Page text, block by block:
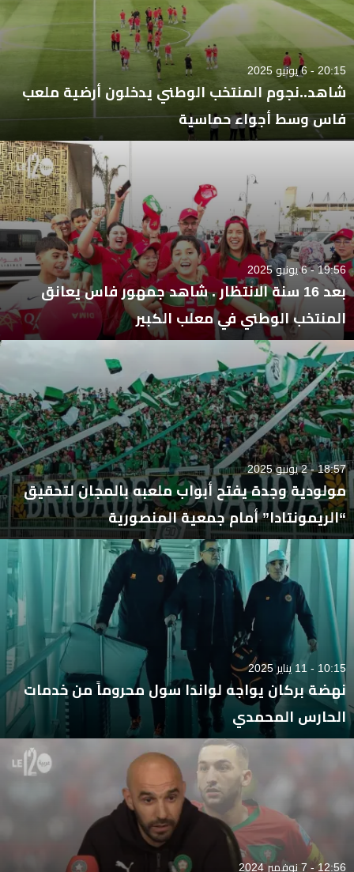
20:15 - 6 يونيو 2025
شاهد..نجوم المنتخب الوطني يدخلون أرضية ملعب
فاس وسط أجواء حماسية
19:56 - 6 يونيو 2025
بعد 16 سنة الانتظار . شاهد جمهور فاس يعانق
المنتخب الوطني في معلب الكبير
18:57 - 2 يونيو 2025
مولودية وجدة يفتح أبواب ملعبه بالمجان لتحقيق
“الريمونتادا” أمام جمعية المنصورية
10:15 - 11 يناير 2025
نهضة بركان يواجه لواندا سول محروماً من خدمات
الحارس المحمدي
12:56 - 7 نوفمبر 2024